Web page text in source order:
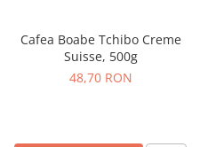
Cafea Boabe Tchibo Creme
Suisse, 500g
48,70 RON